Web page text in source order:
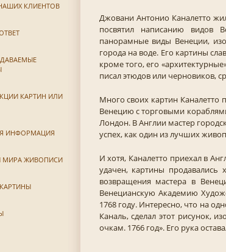
КЛИЕНТОВ
КАРТИН ИЛИ
ИНФОРМАЦИЯ
МИРА ЖИВОПИСИ
Джовани Антонио Каналетто
посвятил написанию видов
панорамные виды Венеции,
города на воде. Его картины
кроме того, его
писал этюдов или черновиков,
Много своих картин
Венецию с торговыми
Лондон. В Англии мастер
успех, как один из лучших
И хотя, Каналетто приехал в
удачен, картины
возвращения мастера в
Венецианскую Академию
1768 году. Интересно, что на
Каналь, сделал этот рисунок,
очкам. 1766 год». Его рука